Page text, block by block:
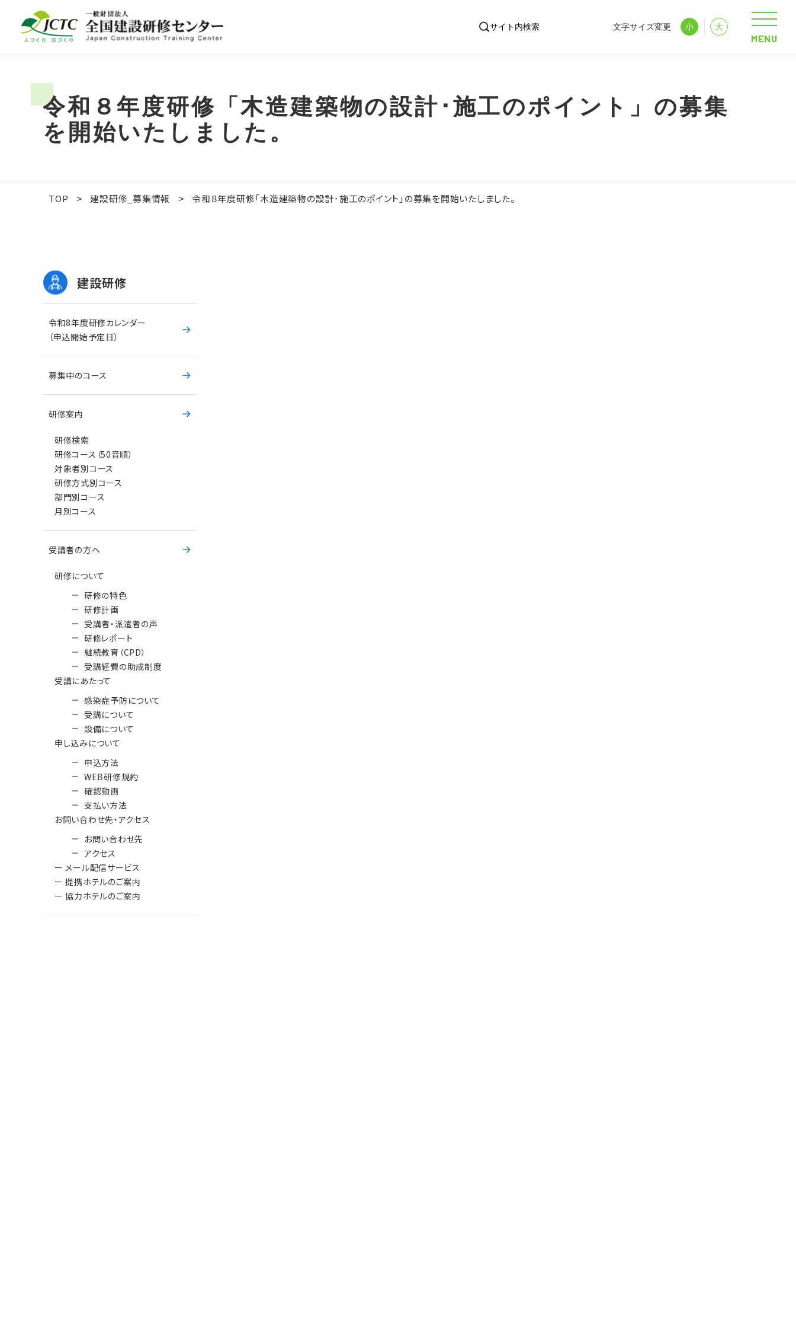
文字サイズ変更 小 大
MENU
令和８年度研修「⽊造建築物の設計･施⼯のポイント」の募集
を開始いたしました。
TOP > 建設研修_募集情報 > 令和８年度研修「⽊造建築物の設計･施⼯のポイント」の募集を開始いたしました。
建設研修
令和8年度研修カレンダー
（申込開始予定日）
募集中のコース
研修案内
研修検索
研修コース（50音順）
対象者別コース
研修方式別コース
部門別コース
月別コース
受講者の方へ
研修について
研修の特色
研修計画
受講者・派遣者の声
研修レポート
継続教育（CPD）
受講経費の助成制度
受講にあたって
感染症予防について
受講について
設備について
申し込みについて
申込方法
WEB研修規約
確認動画
支払い方法
お問い合わせ先・アクセス
お問い合わせ先
アクセス
ー メール配信サービス
ー 提携ホテルのご案内
ー 協力ホテルのご案内